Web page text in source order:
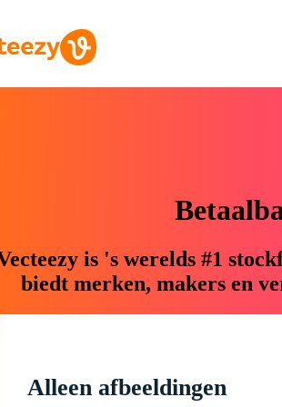
is 's werelds #1
biedt merken, makers en
Alleen afbeeldingen